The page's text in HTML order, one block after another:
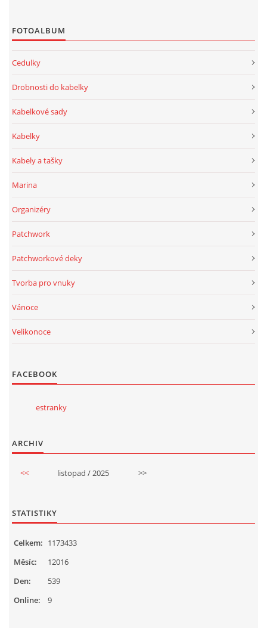
FOTOALBUM
Cedulky
Drobnosti do kabelky
Kabelkové sady
Kabelky
Kabely a tašky
Marina
Organizéry
Patchwork
Patchworkové deky
Tvorba pro vnuky
Vánoce
Velikonoce
FACEBOOK
estranky
ARCHIV
<< listopad / 2025 >>
STATISTIKY
Online: 9
Celkem: 1173433
Měsíc:
12016
Den:
539